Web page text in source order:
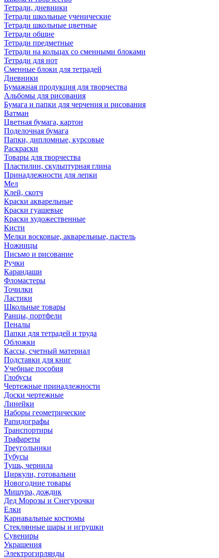
Тетради, дневники
Тетради школьные ученические
Тетради школьные цветные
Тетради общие
Тетради предметные
Тетради на кольцах со сменными блоками
Тетради для нот
Сменные блоки для тетрадей
Дневники
Бумажная продукция для творчества
Альбомы для рисования
Бумага и папки для черчения и рисования
Ватман
Цветная бумага, картон
Поделочная бумага
Папки, дипломные, курсовые
Раскраски
Товары для творчества
Пластилин, скульптурная глина
Принадлежности для лепки
Мел
Клей, скотч
Краски акварельные
Краски гуашевые
Краски художественные
Кисти
Мелки восковые, акварельные, пастель
Ножницы
Письмо и рисование
Ручки
Карандаши
Фломастеры
Точилки
Ластики
Школьные товары
Ранцы, портфели
Пеналы
Папки для тетрадей и труда
Обложки
Кассы, счетный материал
Подставки для книг
Учебные пособия
Глобусы
Чертежные принадлежности
Доски чертежные
Линейки
Наборы геометрические
Рапидографы
Транспортиры
Трафареты
Треугольники
Тубусы
Тушь, чернила
Циркули, готовальни
Новогодние товары
Мишура, дождик
Дед Морозы и Снегурочки
Елки
Карнавальные костюмы
Стеклянные шары и игрушки
Сувениры
Украшения
Электрогирлянды